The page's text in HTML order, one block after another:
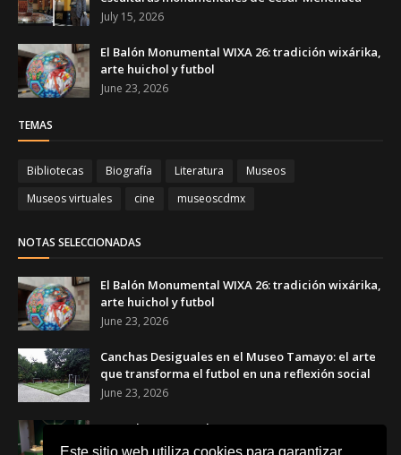
Este sitio web utiliza cookies para garantizar
July 15, 2026
El Balón Monumental WIXA 26: tradición wixárika,
arte huichol y futbol
June 23, 2026
TEMAS
Bibliotecas Biografía Literatura
Museos
Museos virtuales
cine museoscdmx
NOTAS SELECCIONADAS
El Balón Monumental WIXA 26: tradición wixárika,
arte huichol y futbol
June 23, 2026
Canchas Desiguales en el Museo Tamayo: el arte
que transforma el futbol en una reflexión social
June 23, 2026
Copa de Arte Popular Banamex 2026: artesanas y
artesanos mexicanos celebran el futbol a través